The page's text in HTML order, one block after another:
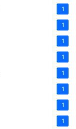
1
1
1
1
1
1
1
1